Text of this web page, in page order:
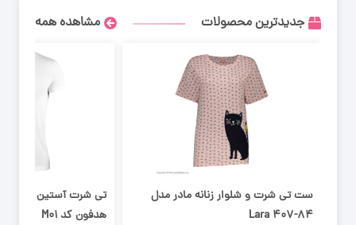
جدیدترین محصولات مشاهده همه
ست تی شرت و شلوار زنانه مادر مدل
Lara 407-84
تی شرت آستین کوتاه
هدفون کد M01